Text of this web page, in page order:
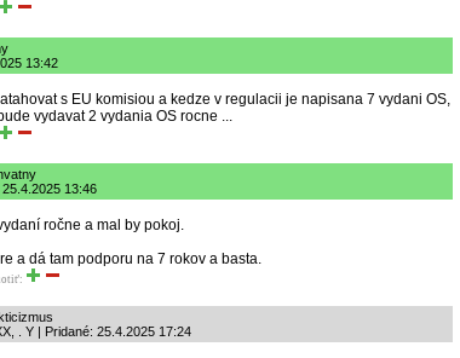
13:42
s EU komisiou a kedze v regulacii je napisana 7 vydani OS,
vydavat 2 vydania OS rocne ...
13:46
ročne a mal by pokoj.
a dá tam podporu na 7 rokov a basta.
. Y | Pridané: 25.4.2025 17:24